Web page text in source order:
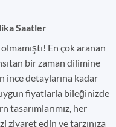
Saatler
En çok aranan
bir zaman dilimine
ince detaylarına kadar
fiyatlarla bileğinizde
tasarımlarımız, her
ziyaret edin ve tarzınıza